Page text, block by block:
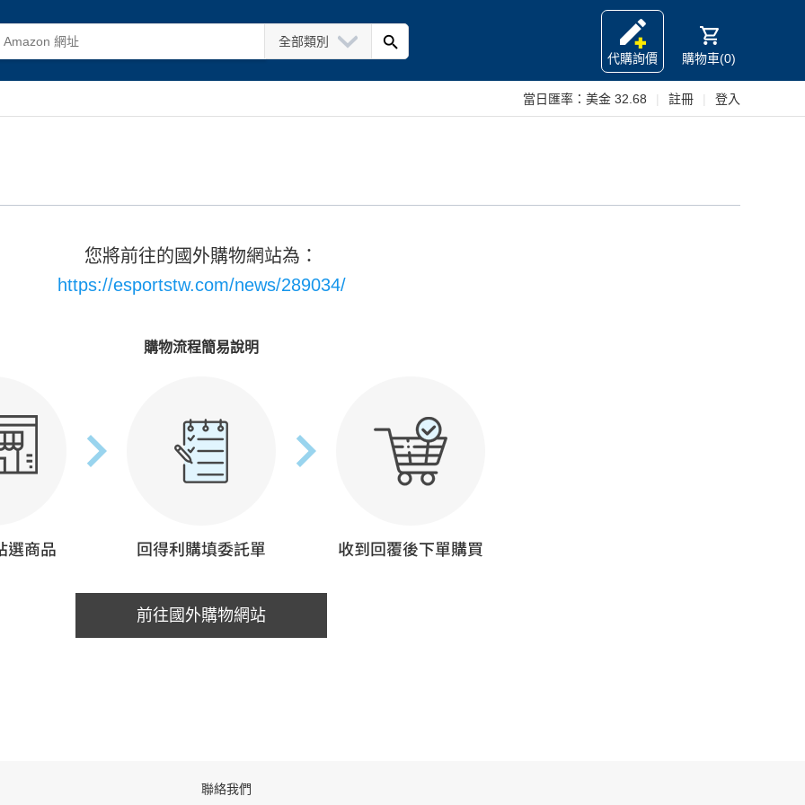
全部類別
代購詢價
購物車(0)
當日匯率： 美金 32.68 註冊 登入
您將前往的國外購物網站為：
https://esportstw.com/news/289034/
購物流程簡易說明
前往國外購物網站
聯絡我們